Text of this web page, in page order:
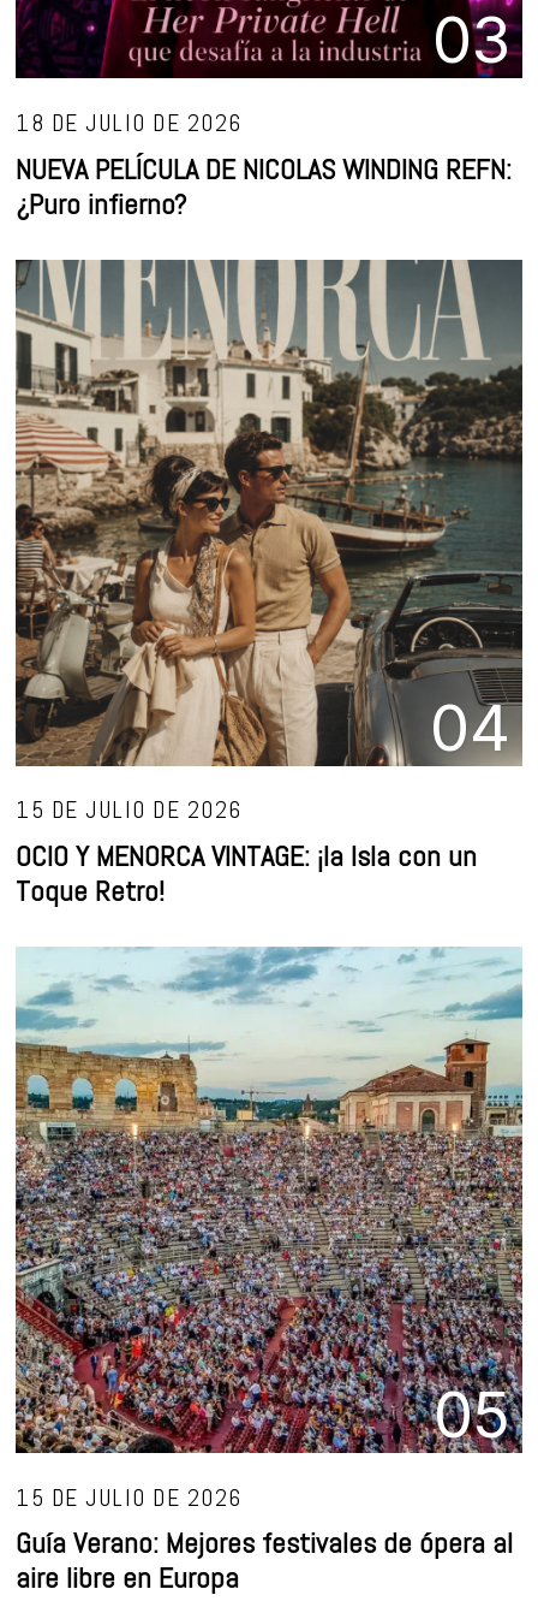
03
18 DE JULIO DE 2026
NUEVA PELÍCULA DE NICOLAS WINDING REFN:
¿Puro infierno?
04
15 DE JULIO DE 2026
OCIO Y MENORCA VINTAGE: ¡la Isla con un
Toque Retro!
05
15 DE JULIO DE 2026
Guía Verano: Mejores festivales de ópera al
aire libre en Europa